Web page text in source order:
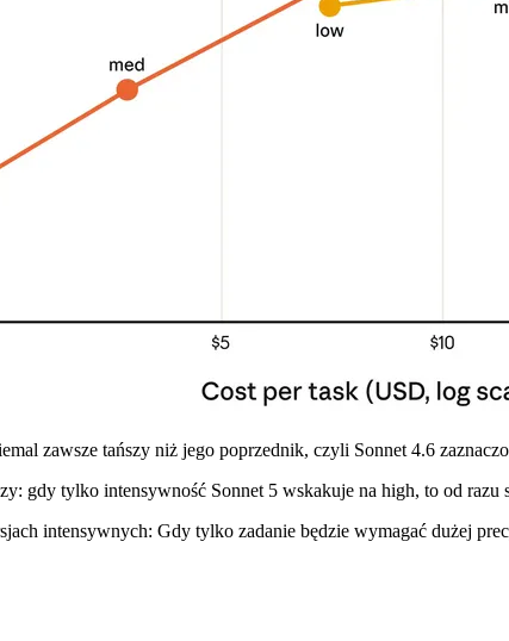
zawsze tańszy niż jego poprzednik, czyli Sonnet 4.6
gdy tylko intensywność Sonnet 5 wskakuje na high, to od razu
intensywnych: Gdy tylko zadanie będzie wymagać dużej